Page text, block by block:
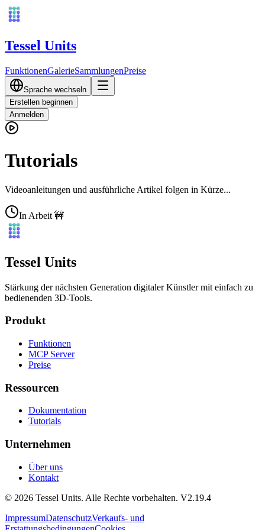
Tessel Units
FunktionenGalerieSammlungenPreise
Sprache wechseln
Erstellen beginnen
Anmelden
Tutorials
Videoanleitungen und ausführliche Artikel folgen in Kürze...
In Arbeit 🚧
Tessel Units
Stärkung der nächsten Generation digitaler Künstler mit einfach zu
bedienenden 3D-Tools.
Produkt
Funktionen
MCP Server
Preise
Ressourcen
Dokumentation
Tutorials
Unternehmen
Über uns
Kontakt
© 2026 Tessel Units. Alle Rechte vorbehalten. V2.19.4
ImpressumDatenschutzVerkaufs- und